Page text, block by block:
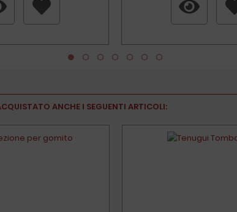
ANCHE I SEGUENTI ARTICOLI: